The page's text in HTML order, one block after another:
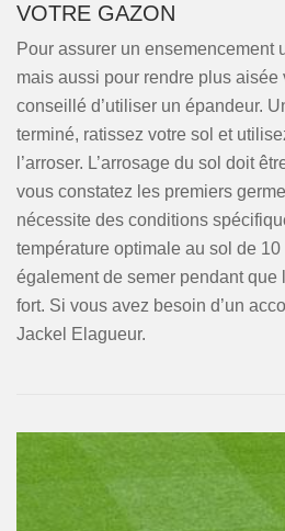
VOTRE GAZON
Pour assurer un ensemencement
mais aussi pour rendre plus aisée
conseillé d’utiliser un épandeur.
terminé, ratissez votre sol et
l’arroser. L’arrosage du sol doit
vous constatez les premiers
nécessite des conditions
température optimale au sol de 10
également de semer pendant que
fort. Si vous avez besoin d’un
Jackel Elagueur.